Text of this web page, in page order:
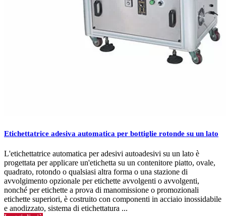
Etichettatrice adesiva automatica per bottiglie rotonde su un lato
L'etichettatrice automatica per adesivi autoadesivi su un lato è
progettata per applicare un'etichetta su un contenitore piatto, ovale,
quadrato, rotondo o qualsiasi altra forma o una stazione di
avvolgimento opzionale per etichette avvolgenti o avvolgenti,
nonché per etichette a prova di manomissione o promozionali
etichette superiori, è costruito con componenti in acciaio inossidabile
e anodizzato, sistema di etichettatura ...